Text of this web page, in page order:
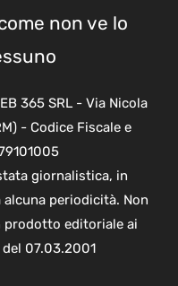
non ve lo
365 SRL - Via Nicola
- Codice Fiscale e
giornalistica, in
periodicità. Non
prodotto editoriale ai
07.03.2001